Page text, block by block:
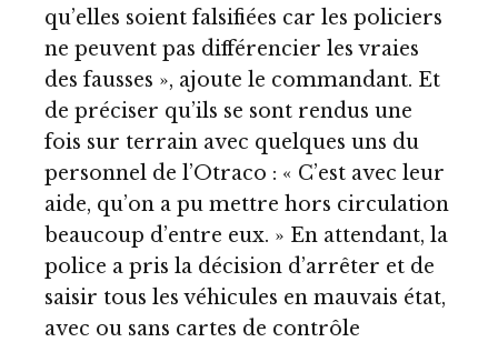
qu’elles soient falsifiées car les policiers
ne peuvent pas différencier les vraies
des fausses », ajoute le commandant. Et
de préciser qu’ils se sont rendus une
fois sur terrain avec quelques uns du
personnel de l’Otraco : « C’est avec leur
aide, qu’on a pu mettre hors circulation
beaucoup d’entre eux. » En attendant, la
police a pris la décision d’arrêter et de
saisir tous les véhicules en mauvais état,
avec ou sans cartes de contrôle